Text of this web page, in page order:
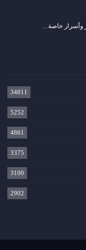
وأسرار خاصة…
34811
5252
4861
3375
3100
2902